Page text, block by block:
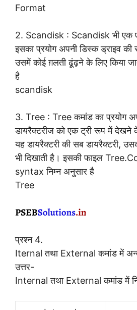
Format
2. Scandisk : Scandisk भी एक
इसका प्रयोग अपनी डिस्क ड्राइव
उसमें कोई ग़लती ढूंढ़ने के लिए किया
है
scandisk
3. Tree : Tree कमांड का प्रयोग
डायरैक्टरीज को एक ट्री रूप में देखने
यह डायरैक्टरी की सब डायरैक्टरी,
भी दिखाती है। इसकी फाइल
syntax निम्न अनुसार है
Tree
प्रश्न 4.
Iternal तथा External कमांड में
उत्तर-
Internal तथा External कमांड में